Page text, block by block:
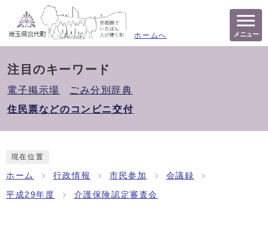
ホームへ メニュー
注目のキーワード
電子掲示場
ごみ分別辞典
住民票などのコンビニ交付
現在位置
ホーム 行政情報 市民参加 会議録
平成29年度 介護保険認定審査会